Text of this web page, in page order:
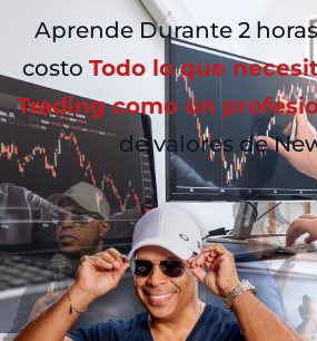
Aprende Durante 2
costo Todo lo que
Trading como un
de valores de